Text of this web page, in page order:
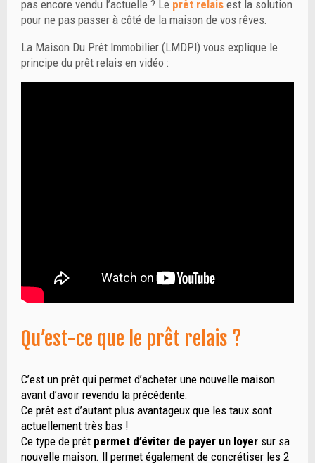
pas encore vendu l’actuelle ? Le prêt relais est la solution
pour ne pas passer à côté de la maison de vos rêves.
La Maison Du Prêt Immobilier (LMDPI) vous explique le
principe du prêt relais en vidéo :
Qu’est-ce que le prêt relais ?
C’est un prêt qui permet d’acheter une nouvelle maison
avant d’avoir revendu la précédente.
Ce prêt est d’autant plus avantageux que les taux sont
actuellement très bas !
Ce type de prêt permet d’éviter de payer un loyer sur sa
nouvelle maison. Il permet également de concrétiser les 2